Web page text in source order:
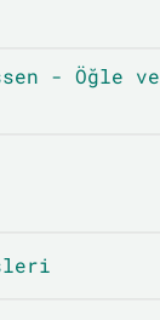
- Öğle ve